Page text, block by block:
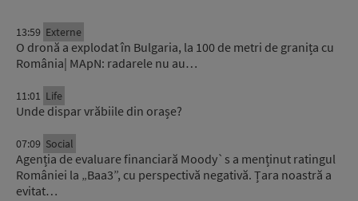
13:59 Externe
O dronă a explodat în Bulgaria, la 100 de metri de granița cu
România| MApN: radarele nu au…
11:01 Life
Unde dispar vrăbiile din orașe?
07:09 Social
Agenția de evaluare financiară Moody`s a menținut ratingul
României la „Baa3”, cu perspectivă negativă. Țara noastră a
evitat…